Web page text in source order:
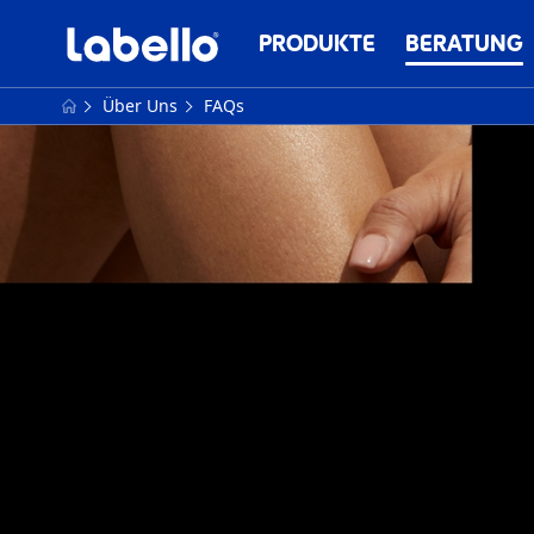
PRODUKTE BERATUNG
Über Uns FAQs